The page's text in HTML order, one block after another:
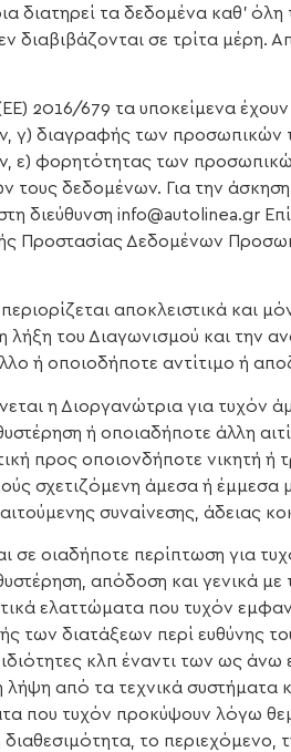
διατηρεί τα δεδομένα καθ’
διαβιβάζονται σε τρίτα
2016/679 τα υποκείμενα
γ) διαγραφής των προσωπικών
ε) φορητότητας των
τους δεδομένων. Για την
διεύθυνση info@autolinea.gr
Προστασίας Δεδομένων
αποκλειστικά
λήξη του Διαγωνισμού και την
ή οποιοδήποτε αντίτιμο ή
η Διοργανώτρια για
ή οποιαδήποτε άλλη
προς οποιονδήποτε νικητή
σχετιζόμενη άμεσα ή
συναίνεσης, άδειας
σε οιαδήποτε περίπτωση για
απόδοση και γενικά
ελαττώματα που τυχόν
των διατάξεων περί ευθύνης
κλπ έναντι των ως άνω
λήψη από τα τεχνικά
που τυχόν προκύψουν λόγω
διαθεσιμότητα, το